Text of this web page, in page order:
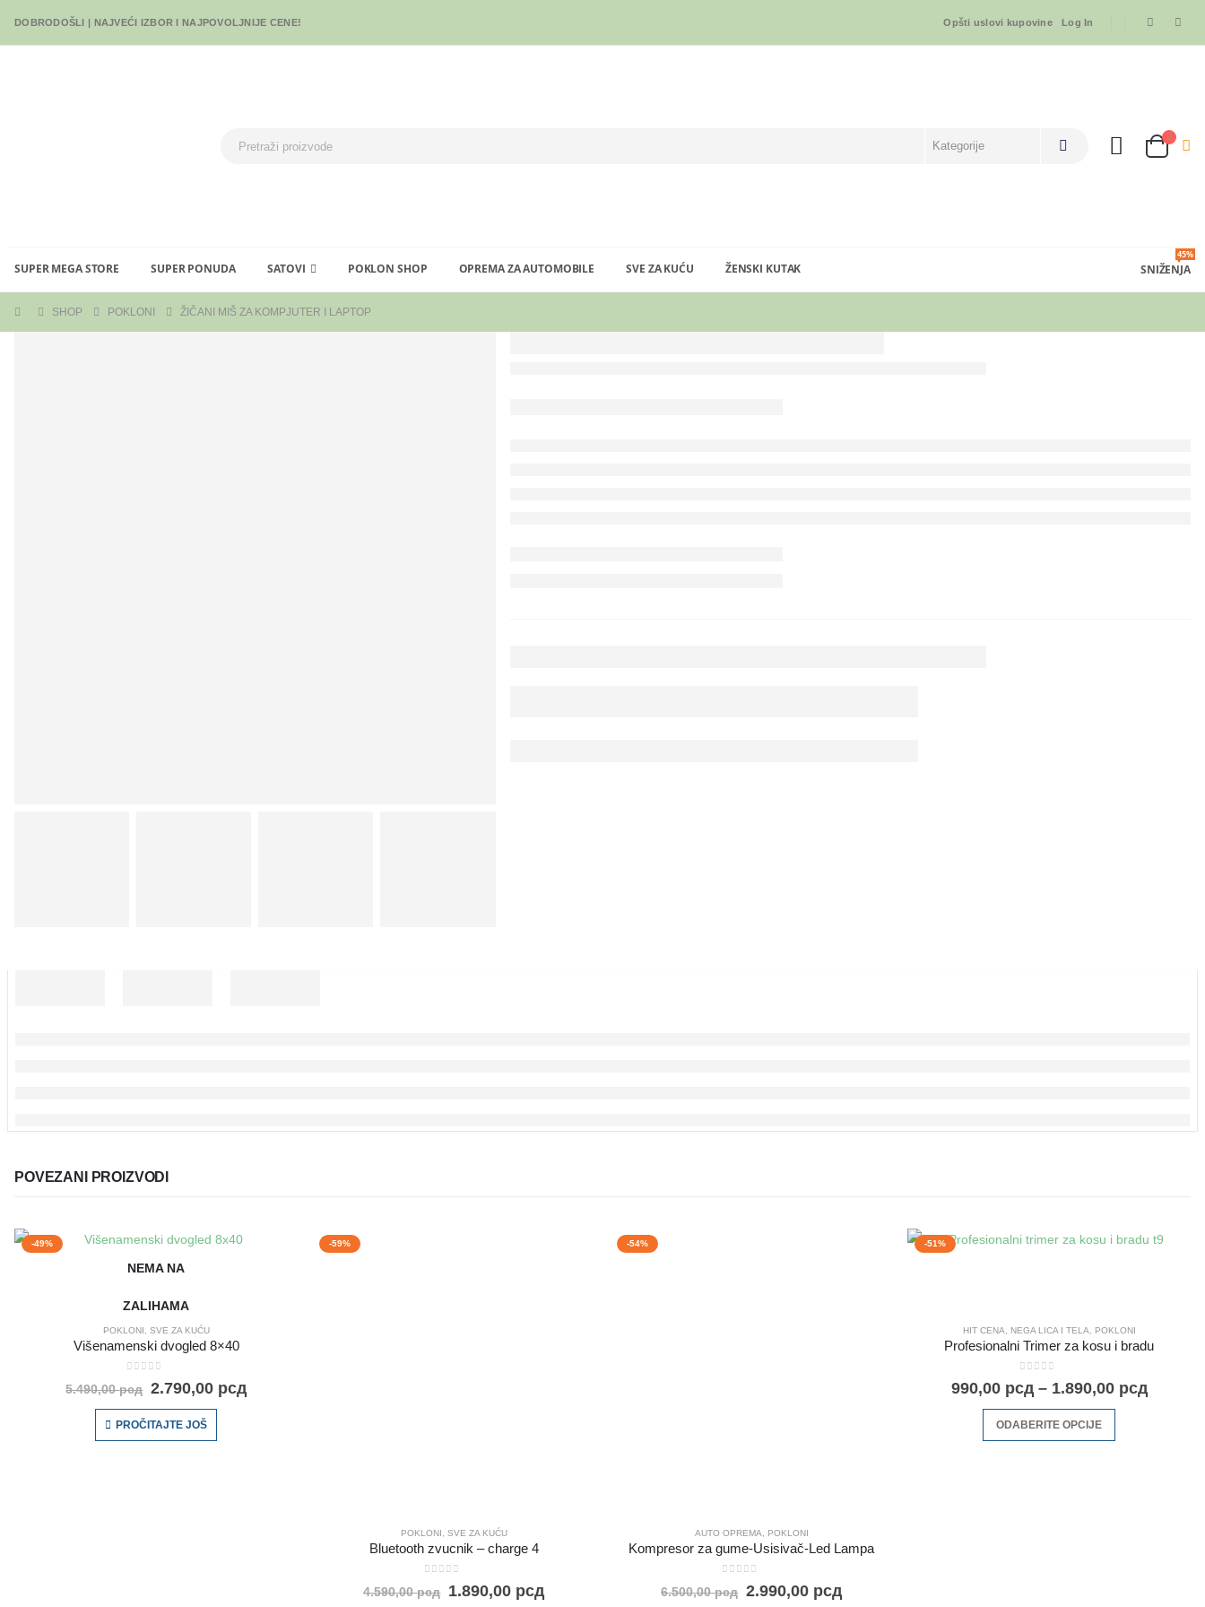
DOBRODOŠLI | NAJVEĆI IZBOR I NAJPOVOLJNIJE CENE! Opšti uslovi kupovine Log In
SUPER MEGA STORE SUPER PONUDA SATOVI POKLON SHOP OPREMA ZA AUTOMOBILE SVE ZA KUĆU ŽENSKI KUTAK SNIŽENJA
45%
SHOP POKLONI ŽIČANI MIŠ ZA KOMPJUTER I LAPTOP
POVEZANI PROIZVODI
-49%
NEMA NA
ZALIHAMA
POKLONI SVE ZA KUĆU
Višenamenski dvogled 8×40
out of 5
5.490,00рсд 2.790,00 рсд
PROČITAJTE JOŠ
-59%
POKLONI SVE ZA KUĆU
Bluetooth zvucnik – charge 4
out of 5
4.590,00рсд 1.890,00 рсд
-54%
AUTO OPREMA POKLONI
Kompresor za gume-Usisivač-Led Lampa
out of 5
6.500,00рсд 2.990,00 рсд
-51%
HIT CENA NEGA LICA I TELA POKLONI
Profesionalni Trimer za kosu i bradu
out of 5
990,00 рсд– 1.890,00 рсд
ODABERITE OPCIJE